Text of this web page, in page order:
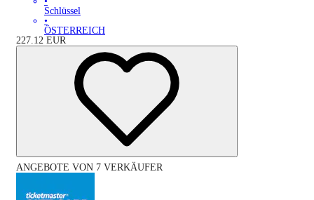
Schlüssel
•
ÖSTERREICH
227.12 EUR
ANGEBOTE VON 7 VERKÄUFER